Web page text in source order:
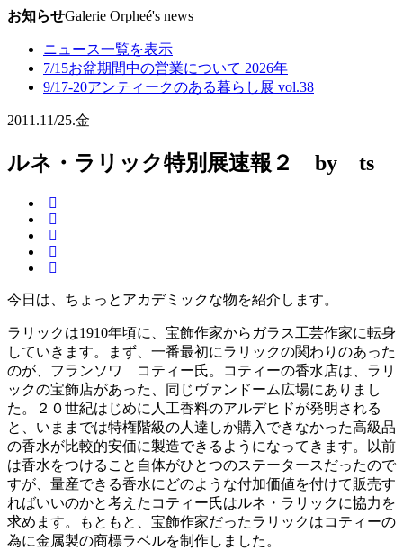
お知らせGalerie Orpheé's news
ニュース一覧を表示
7/15お盆期間中の営業について 2026年
9/17-20アンティークのある暮らし展 vol.38
2011.11/25.金
ルネ・ラリック特別展速報２ by ts
今日は、ちょっとアカデミックな物を紹介します。
ラリックは1910年頃に、宝飾作家からガラス工芸作家に転身
していきます。まず、一番最初にラリックの関わりのあった
のが、フランソワ コティー氏。コティーの香水店は、ラリ
ックの宝飾店があった、同じヴァンドーム広場にありまし
た。２０世紀はじめに人工香料のアルデヒドが発明される
と、いままでは特権階級の人達しか購入できなかった高級品
の香水が比較的安価に製造できるようになってきます。以前
は香水をつけること自体がひとつのステータースだったので
すが、量産できる香水にどのような付加価値を付けて販売す
ればいいのかと考えたコティー氏はルネ・ラリックに協力を
求めます。もともと、宝飾作家だったラリックはコティーの
為に金属製の商標ラベルを制作しました。